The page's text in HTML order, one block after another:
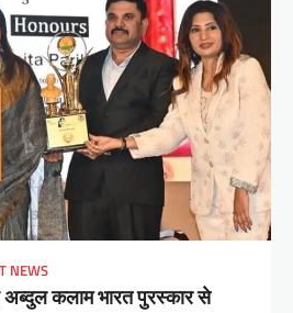
NEWS
अब्दुल कलाम भारत पुरस्कार से